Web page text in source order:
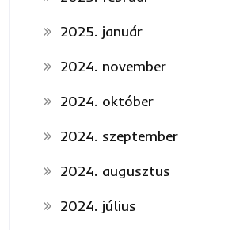
2025. január
2024. november
2024. október
2024. szeptember
2024. augusztus
2024. július